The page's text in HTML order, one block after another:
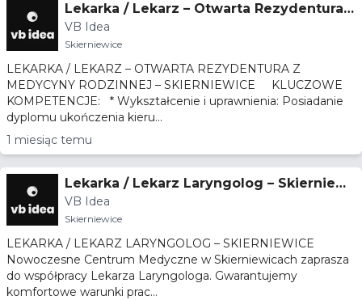
Lekarka / Lekarz – Otwarta Rezydentura z
Medycyny Rodzinnej – Skierniewice
VB Idea
Skierniewice
LEKARKA / LEKARZ – OTWARTA REZYDENTURA Z
MEDYCYNY RODZINNEJ – SKIERNIEWICE KLUCZOWE
KOMPETENCJE: * Wykształcenie i uprawnienia: Posiadanie
dyplomu ukończenia kieru...
1 miesiąc temu
Lekarka / Lekarz Laryngolog – Skierniewi
ce
VB Idea
Skierniewice
LEKARKA / LEKARZ LARYNGOLOG – SKIERNIEWICE
Nowoczesne Centrum Medyczne w Skierniewicach zaprasza
do współpracy Lekarza Laryngologa. Gwarantujemy
komfortowe warunki prac...